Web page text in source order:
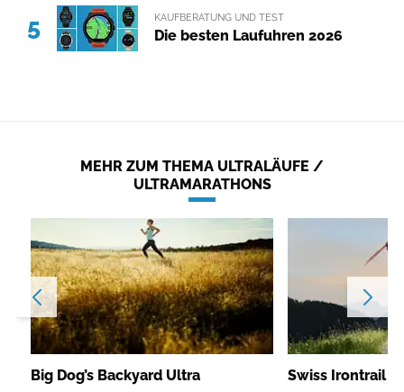
5 KAUFBERATUNG UND TEST
Die besten Laufuhren 2026
MEHR ZUM THEMA ULTRALÄUFE /
ULTRAMARATHONS
Big Dog’s Backyard Ultra Swiss Irontrail